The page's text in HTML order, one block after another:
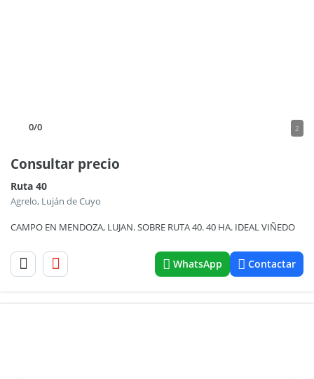
0/0 2
Consultar precio
Ruta 40
Agrelo, Luján de Cuyo
CAMPO EN MENDOZA, LUJAN. SOBRE RUTA 40. 40 HA. IDEAL VIÑEDO
WhatsApp Contactar